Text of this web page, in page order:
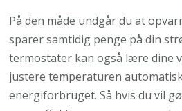
På den måde undgår du at
sparer samtidig penge på din
termostater kan også lære dine
justere temperaturen
energiforbruget. Så hvis du vil